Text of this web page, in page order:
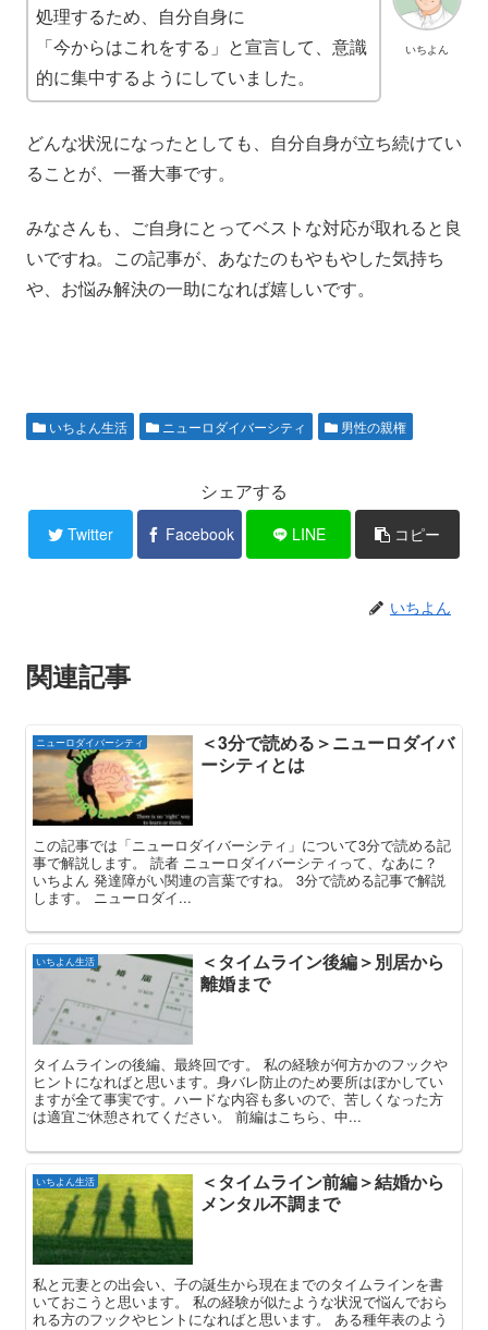
いちよん
処理するため、自分自身に
「今からはこれをする」と宣言して、意識
的に集中するようにしていました。
どんな状況になったとしても、自分自身が立ち続けてい
ることが、一番大事です。
みなさんも、ご自身にとってベストな対応が取れると良
いですね。この記事が、あなたのもやもやした気持ち
や、お悩み解決の一助になれば嬉しいです。
いちよん生活 ニューロダイバーシティ 男性の親権
シェアする
Twitter Facebook LINE コピー
いちよん
関連記事
ニューロダイバーシティ
＜3分で読める＞ニューロダイバ
ーシティとは
この記事では「ニューロダイバーシティ」について3分で読める記
事で解説します。 読者 ニューロダイバーシティって、なあに？
いちよん 発達障がい関連の言葉ですね。 3分で読める記事で解説
します。 ニューロダイ...
いちよん生活
＜タイムライン後編＞別居から
離婚まで
タイムラインの後編、最終回です。 私の経験が何方かのフックや
ヒントになればと思います。身バレ防止のため要所はぼかしてい
ますが全て事実です。ハードな内容も多いので、苦しくなった方
は適宜ご休憩されてください。 前編はこちら、中...
いちよん生活
＜タイムライン前編＞結婚から
メンタル不調まで
私と元妻との出会い、子の誕生から現在までのタイムラインを書
いておこうと思います。 私の経験が似たような状況で悩んでおら
れる方のフックやヒントになればと思います。 ある種年表のよう